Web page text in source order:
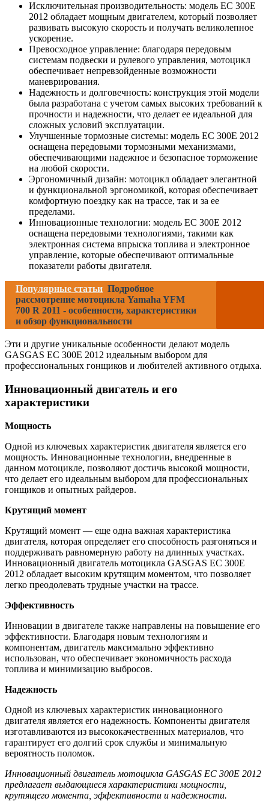
Исключительная производительность: модель EC 300E
2012 обладает мощным двигателем, который позволяет
развивать высокую скорость и получать великолепное
ускорение.
Превосходное управление: благодаря передовым
системам подвески и рулевого управления, мотоцикл
обеспечивает непревзойденные возможности
маневрирования.
Надежность и долговечность: конструкция этой модели
была разработана с учетом самых высоких требований к
прочности и надежности, что делает ее идеальной для
сложных условий эксплуатации.
Улучшенные тормозные системы: модель EC 300E 2012
оснащена передовыми тормозными механизмами,
обеспечивающими надежное и безопасное торможение
на любой скорости.
Эргономичный дизайн: мотоцикл обладает элегантной
и функциональной эргономикой, которая обеспечивает
комфортную поездку как на трассе, так и за ее
пределами.
Инновационные технологии: модель EC 300E 2012
оснащена передовыми технологиями, такими как
электронная система впрыска топлива и электронное
управление, которые обеспечивают оптимальные
показатели работы двигателя.
Популярные статьи Подробное
рассмотрение мотоцикла Yamaha YFM
700 R 2011 - особенности, характеристики
и обзор функциональности
Эти и другие уникальные особенности делают модель
GASGAS EC 300E 2012 идеальным выбором для
профессиональных гонщиков и любителей активного отдыха.
Инновационный двигатель и его
характеристики
Мощность
Одной из ключевых характеристик двигателя является его
мощность. Инновационные технологии, внедренные в
данном мотоцикле, позволяют достичь высокой мощности,
что делает его идеальным выбором для профессиональных
гонщиков и опытных райдеров.
Крутящий момент
Крутящий момент — еще одна важная характеристика
двигателя, которая определяет его способность разгоняться и
поддерживать равномерную работу на длинных участках.
Инновационный двигатель мотоцикла GASGAS EC 300E
2012 обладает высоким крутящим моментом, что позволяет
легко преодолевать трудные участки на трассе.
Эффективность
Инновации в двигателе также направлены на повышение его
эффективности. Благодаря новым технологиям и
компонентам, двигатель максимально эффективно
использован, что обеспечивает экономичность расхода
топлива и минимизацию выбросов.
Надежность
Одной из ключевых характеристик инновационного
двигателя является его надежность. Компоненты двигателя
изготавливаются из высококачественных материалов, что
гарантирует его долгий срок службы и минимальную
вероятность поломок.
Инновационный двигатель мотоцикла GASGAS EC 300E 2012
предлагает выдающиеся характеристики мощности,
крутящего момента, эффективности и надежности.